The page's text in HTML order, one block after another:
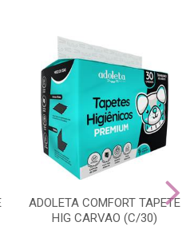
ADOLETA COMFORT TAPETE
HIG CARVAO (C/30)